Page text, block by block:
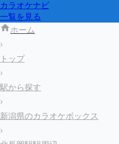
カラオケナビ
一覧を見る
ホーム
›
トップ
›
駅から探す
›
新潟県のカラオケボックス
›